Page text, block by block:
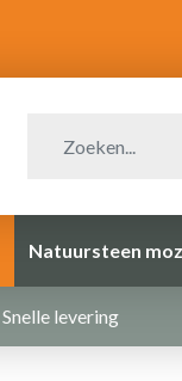
Natuursteen
Snelle levering